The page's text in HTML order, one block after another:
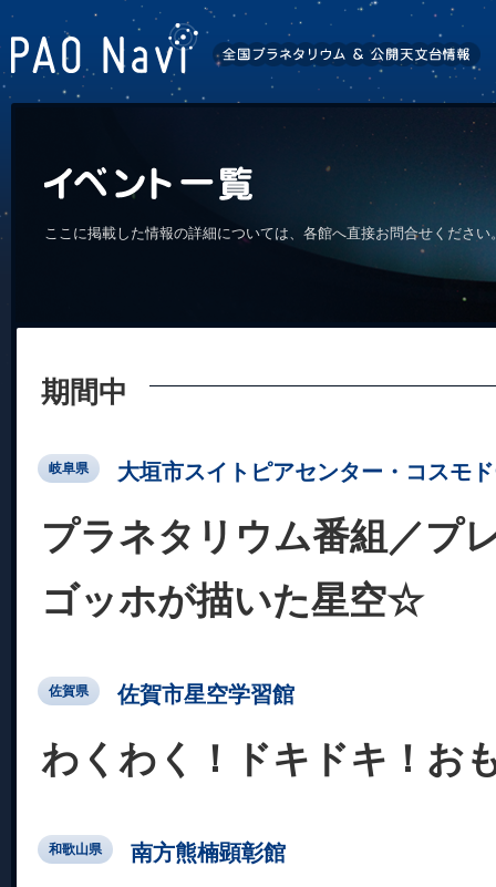
ここに掲載した情報の詳細については、各館へ直接お問合せくださ
期間中
岐阜県 大垣市スイトピアセンター・コスモ
プラネタリウム番組／
ゴッホが描いた星空☆
佐賀県 佐賀市星空学習館
わくわく！ドキドキ！お
和歌山県 南方熊楠顕彰館